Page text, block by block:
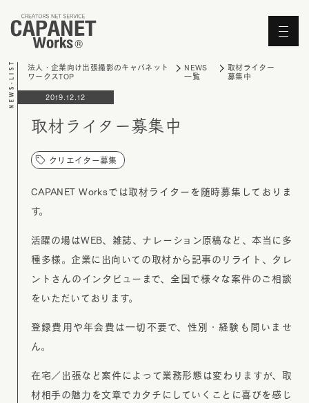
法人・企業向け出張撮影のキャパネット
ワークスTOP
NEWS
一覧
取材ライター
募集中
2019.12.12
取材ライター募集中
クリエイター募集
CAPANET Worksでは取材ライターを随時募集しておりま
す。
活躍の場はWEB、雑誌、ナレーション原稿など、本当に多
種多様。企業に出向いての取材から記事のリライト、タレ
ントさんのインタビューまで、全国で様々な案件のご相談
をいただいております。
登録費用や年会費は一切不要で、性別・経験も問いませ
ん。
在宅／出張など案件によって業務形態は変わりますが、取
材相手の魅力を文章でカタチにしていくことに喜びを感じ